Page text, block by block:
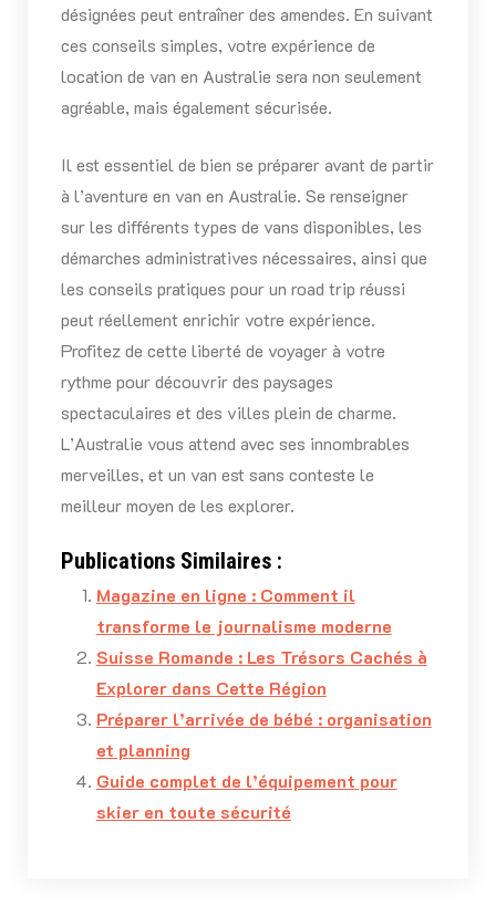
désignées peut entraîner des amendes. En suivant
ces conseils simples, votre expérience de
location de van en Australie sera non seulement
agréable, mais également sécurisée.
Il est essentiel de bien se préparer avant de partir
à l’aventure en van en Australie. Se renseigner
sur les différents types de vans disponibles, les
démarches administratives nécessaires, ainsi que
les conseils pratiques pour un road trip réussi
peut réellement enrichir votre expérience.
Profitez de cette liberté de voyager à votre
rythme pour découvrir des paysages
spectaculaires et des villes plein de charme.
L’Australie vous attend avec ses innombrables
merveilles, et un van est sans conteste le
meilleur moyen de les explorer.
Publications Similaires :
Magazine en ligne : Comment il
transforme le journalisme moderne
Suisse Romande : Les Trésors Cachés à
Explorer dans Cette Région
Préparer l’arrivée de bébé : organisation
et planning
Guide complet de l’équipement pour
skier en toute sécurité